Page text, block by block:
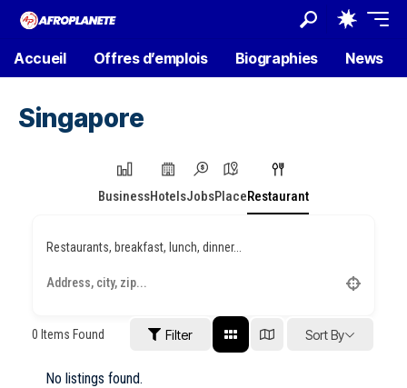
Accueil Offres d’emplois Biographies News
Singapore
BusinessHotelsJobsPlaceRestaurant
Restaurants, breakfast, lunch, dinner...
0 Items Found Filter Sort By
No listings found.